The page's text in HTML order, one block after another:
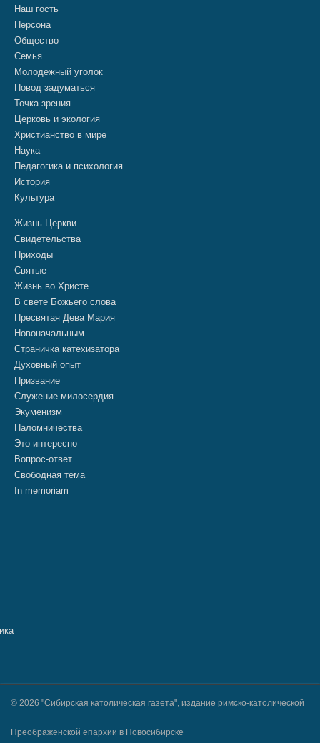
Наш гость
Персона
Общество
Семья
Молодежный уголок
Повод задуматься
Точка зрения
Церковь и экология
Христианство в мире
Наука
Педагогика и психология
История
Культура
Жизнь Церкви
Свидетельства
Приходы
Святые
Жизнь во Христе
В свете Божьего слова
Пресвятая Дева Мария
Новоначальным
Страничка катехизатора
Духовный опыт
Призвание
Служение милосердия
Экуменизм
Паломничества
Это интересно
Вопрос-ответ
Свободная тема
In memoriam
© 2026 "Сибирская католическая газета", издание римско-католической
Преображенской епархии в Новосибирске